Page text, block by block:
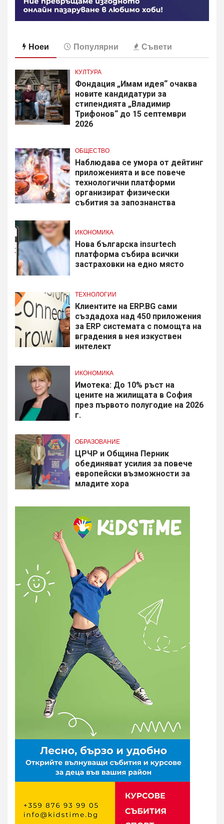
Ноеи Популярни Съвети
КУЛТУРА
Фондация „Имам идея“ очаква
новите кандидатури за
стипендията „Владимир
Трифонов“ до 15 септември
2026
ОБЩЕСТВО
Наблюдава се умора от дейтинг
приложенията и все повече
технологични платформи
организират физически
събития за запознанства
ИКОНОМИКА
Нова българска insurtech
платформа събира всички
застраховки на едно място
ТЕХНОЛОГИИ
Клиентите на ERP.BG сами
създадоха над 450 приложения
за ERP системата с помощта на
вградения в нея изкуствен
интелект
ИКОНОМИКА
Имотека: До 10% ръст на
цените на жилищата в София
през първото полугодие на 2026
г.
ОБРАЗОВАНИЕ
​ЦРЧР и Община Перник
обединяват усилия за повече
европейски възможности за
младите хора